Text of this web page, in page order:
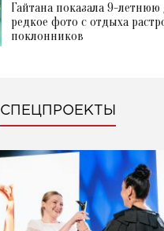
Гайтана показала 9-летнюю
редкое фото с отдыха
поклонников
СПЕЦПРОЕКТЫ